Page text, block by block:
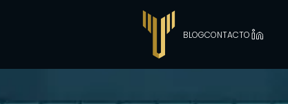
BLOGCONTACTO